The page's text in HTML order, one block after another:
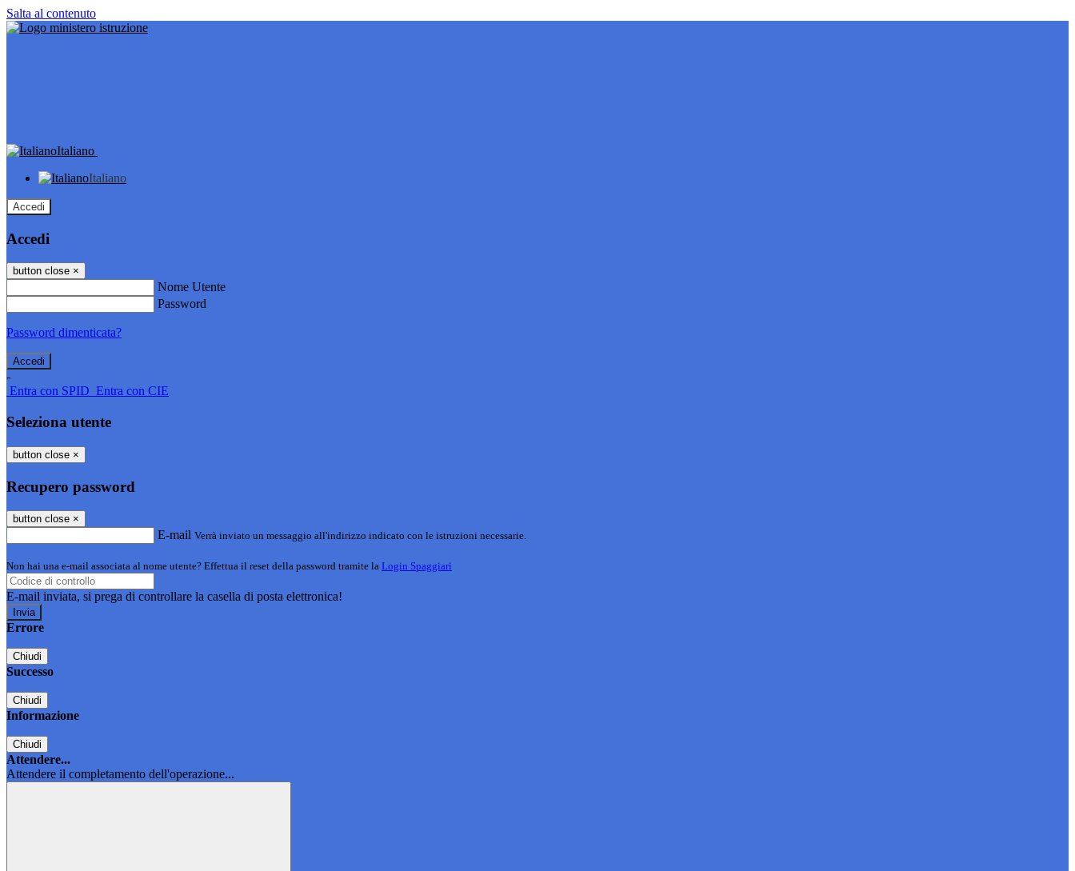
Salta al contenuto
Italiano
Italiano
Accedi
Accedi
button close ×
Nome Utente
Password
Password dimenticata?
-
Entra con SPID Entra con CIE
Seleziona utente
button close ×
Recupero password
button close ×
E-mail Verrà inviato un messaggio all'indirizzo indicato con le istruzioni necessarie.
Non hai una e-mail associata al nome utente? Effettua il reset della password tramite la Login Spaggiari
E-mail inviata, si prega di controllare la casella di posta elettronica!
Errore
Chiudi
Successo
Chiudi
Informazione
Chiudi
Attendere...
Attendere il completamento dell'operazione...